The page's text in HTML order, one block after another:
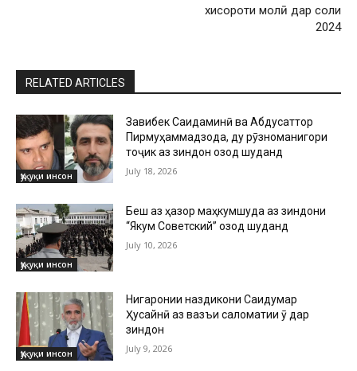
хисороти молӣ дар соли
2024
RELATED ARTICLES
Ҳуқуқи инсон
Завқибек Саидаминӣ ва Абдусаттор
Пирмуҳаммадзода, ду рӯзноманигори
тоҷик аз зиндон озод шуданд
July 18, 2026
Ҳуқуқи инсон
Беш аз ҳазор маҳкумшуда аз зиндони
“Якум Советский” озод шуданд
July 10, 2026
Ҳуқуқи инсон
Нигаронии наздикони Саидумар
Ҳусайнӣ аз вазъи саломатии ӯ дар
зиндон
July 9, 2026